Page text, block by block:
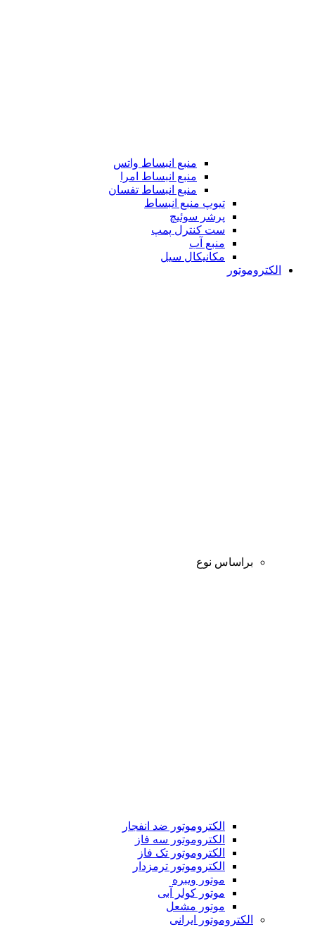
منبع انبساط واتس
منبع انبساط امرا
منبع انبساط تفسان
تیوپ منبع انبساط
پرشر سوئیچ
ست کنترل پمپ
منبع آب
مکانیکال سیل
الکتروموتور
براساس نوع
الکتروموتور ضد انفجار
الکتروموتور سه فاز
الکتروموتور تک فاز
الکتروموتور ترمزدار
موتور ویبره
موتور کولر آبی
موتور مشعل
الکتروموتور ایرانی